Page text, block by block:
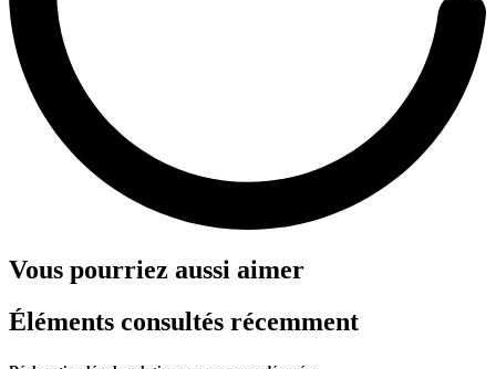
Vous pourriez aussi aimer
Éléments consultés récemment